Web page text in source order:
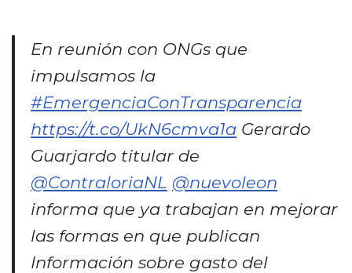
En reunión con ONGs que
impulsamos la
#EmergenciaConTransparencia
https://t.co/UkN6cmva1a Gerardo
Guarjardo titular de
@ContraloriaNL @nuevoleon
informa que ya trabajan en mejorar
las formas en que publican
Información sobre gasto del